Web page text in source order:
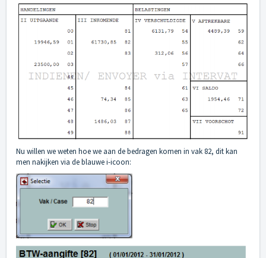
Nu willen we weten hoe we aan de bedragen komen in vak 82, dit kan
men nakijken via de blauwe i-icoon: